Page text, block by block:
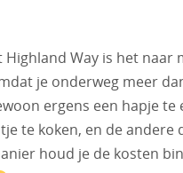
Highland Way is het
je onderweg meer
ergens een hapje
te koken, en de
houd je de kosten